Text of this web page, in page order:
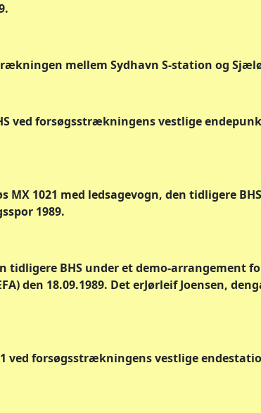
mellem Sydhavn S-station og
ved forsøgsstrækningens vestlige
MX 1021 med ledsagevogn, den tidligere
1989.
tidligere BHS under et demo-arrangement
den 18.09.1989. Det erJørleif Joensen,
ved forsøgsstrækningens vestlige